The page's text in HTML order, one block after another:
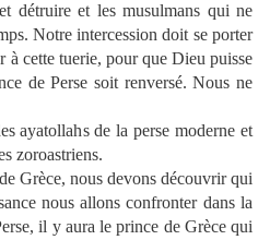
détruire et les musulmans qui ne
Notre intercession doit se porter
à cette tuerie, pour que Dieu puisse
de Perse soit renversé. Nous ne
ayatollahs de la perse moderne et
zoroastriens.
Grèce, nous devons découvrir qui
nous allons confronter dans la
il y aura le prince de Grèce qui